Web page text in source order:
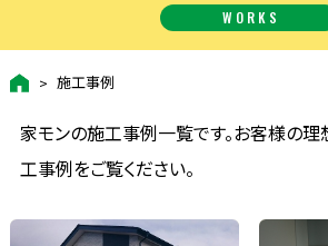
WORKS
施工事例
家モンの施工事例一覧です。お客様の
工事例をご覧ください。